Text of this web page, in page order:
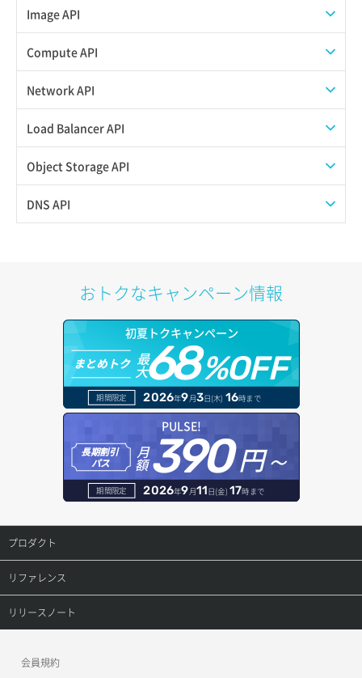
Image API
ISOイメージアップロード
ISOイメージ作成
イメージ一覧取得
イメージ保存容量変更
イメージ詳細取得
Compute API
ISOイメージ挿入/排出
SSHキーペア一覧取得
SSHキーペア作成
アタッチ済みポート詳細取得
アタッチ済みボリューム一覧
アタッチ済みボリューム詳細取得
コンソールURL発行
サーバーに紐づくアドレス取得
サーバーに紐づくアドレス取得（ネットワーク指定）
サーバープラン一覧取得
サーバープラン変更
サーバープラン詳細一覧取得
サーバープラン詳細取得
Network API
QoSポリシー一覧取得
QoSポリシー詳細取得
サブネット一覧取得
サブネット詳細取得
セキュリティグループ ルール一覧取得
セキュリティグループ ルール作成
セキュリティグループ ルール削除
セキュリティグループ ルール詳細取得
セキュリティグループ一覧取得
ネットワーク一覧取得
Load Balancer API
プール一覧取得
プール作成
ヘルスモニタ一覧取得
ヘルスモニタ作成
ヘルスモニタ削除
ヘルスモニタ更新
ヘルスモニタ詳細取得
メンバー更新
メンバー詳細取得
メンバー追加
Object Storage API
Web公開
オブジェクトダウンロード
オブジェクトバージョン管理
オブジェクト一覧取得
オブジェクト削除
オブジェクト削除予約
オブジェクト複製
オブジェクト詳細取得
コンテナ一覧取得
コンテナ作成
コンテナ削除
DNS API
ドメイン情報登録
ドメイン詳細取得
レコード一覧取得
レコード作成
レコード更新
レコード詳細取得
おトクなキャンペーン情報
初夏トクキャンペーン
まとめトク 最
大68%OFF
期間限定 2026年9月3日(木) 16時まで
PULSE!
長期割引
パス
月
額390円～
期間限定 2026年9月11日(金) 17時まで
プロダクト
プロダクトトップ
ConoHa VPS(Ver.3.0)
ConoHa for GAME
リファレンス
リファレンストップ
リリースノート
会員規約